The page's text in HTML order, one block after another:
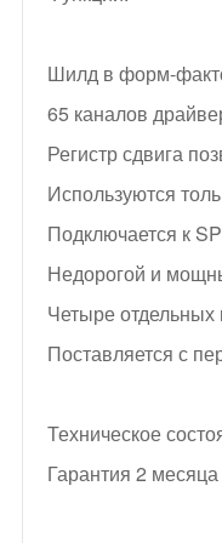
Шилд в форм-
65 каналов
Регистр сдвига
Используются
Подключается к
Недорогой и
Четыре отдельных
Поставляется с
Техническое
Гарантия 2 месяца